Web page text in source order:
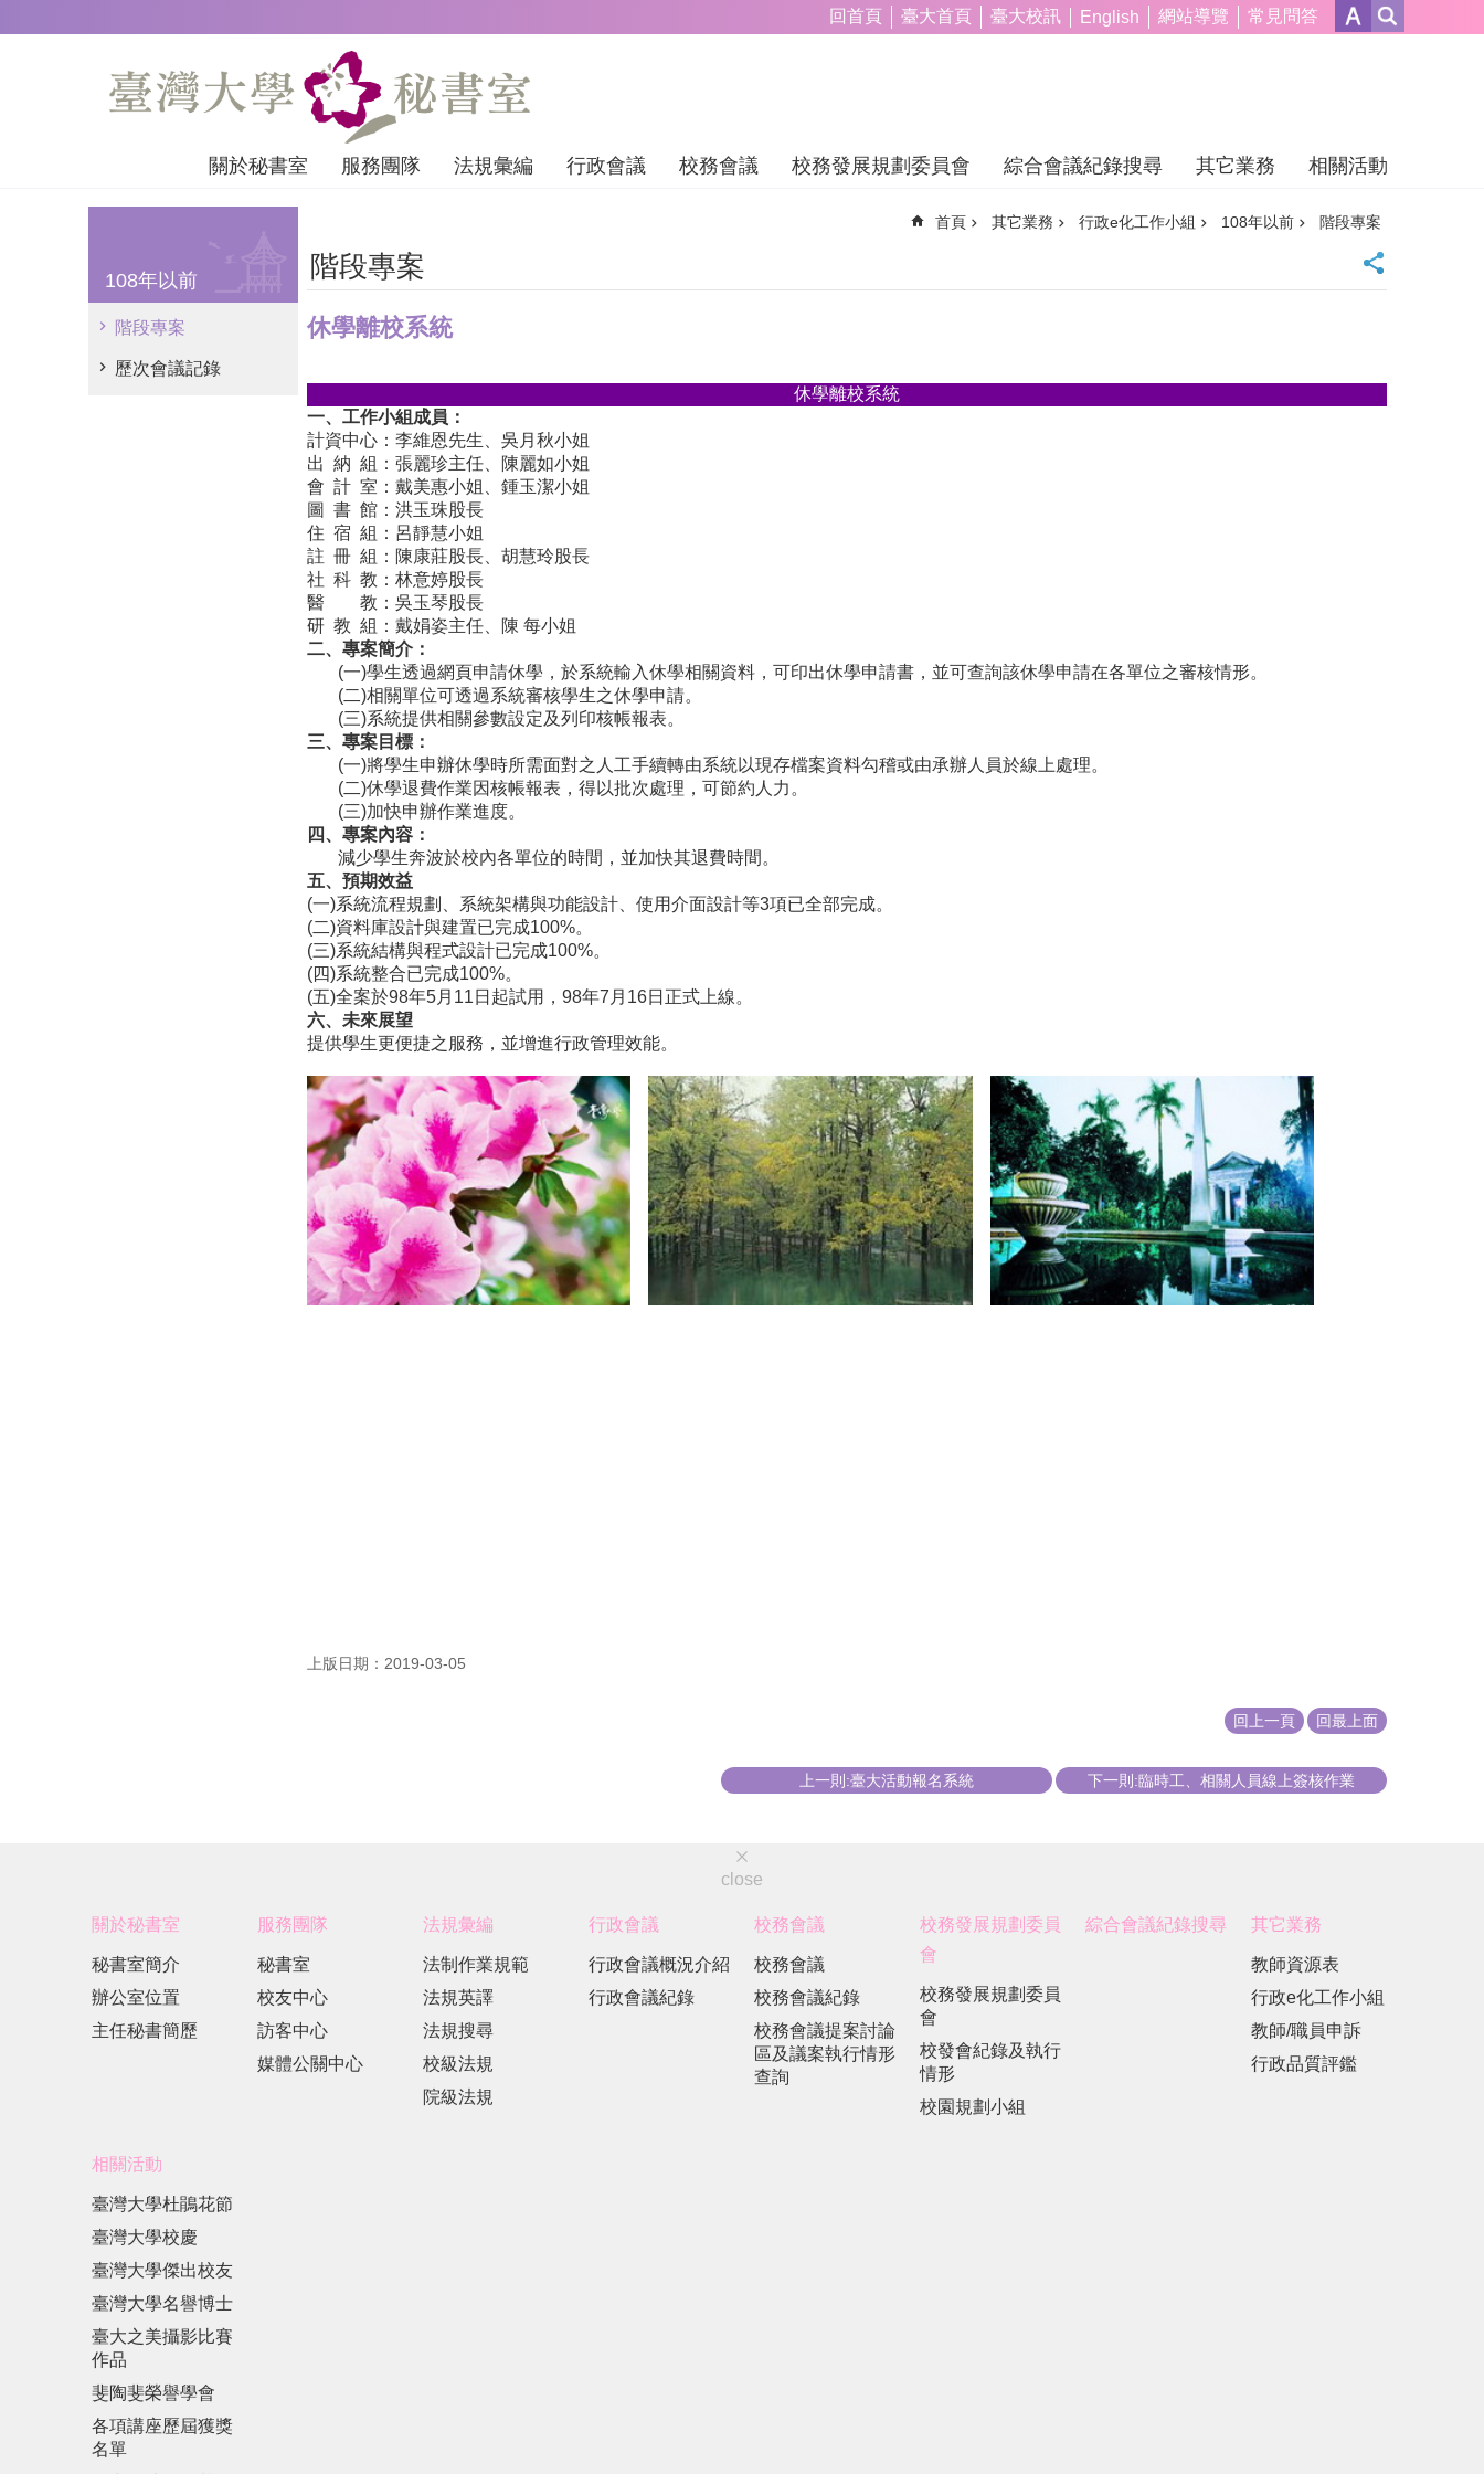
回首頁 臺大首頁 臺大校訊 English 網站導覽 常見問答
關於秘書室 服務團隊 法規彙編 行政會議 校務會議 校務發展規劃委員會 綜合會議紀錄搜尋 其它業務 相關活動
108年以前
階段專案
歷次會議記錄
首頁 其它業務 行政e化工作小組 108年以前 階段專案
階段專案
休學離校系統
休學離校系統
一、工作小組成員：
計資中心：李維恩先生、吳月秋小姐
出 納 組：張麗珍主任、陳麗如小姐
會 計 室：戴美惠小姐、鍾玉潔小姐
圖 書 館：洪玉珠股長
住 宿 組：呂靜慧小姐
註 冊 組：陳康莊股長、胡慧玲股長
社 科 教：林意婷股長
醫 教：吳玉琴股長
研 教 組：戴娟姿主任、陳 每小姐
二、專案簡介：
(一)學生透過網頁申請休學，於系統輸入休學相關資料，可印出休學申請書，並可查詢該休學申請在各單位之審核情形。
(二)相關單位可透過系統審核學生之休學申請。
(三)系統提供相關參數設定及列印核帳報表。
三、專案目標：
(一)將學生申辦休學時所需面對之人工手續轉由系統以現存檔案資料勾稽或由承辦人員於線上處理。
(二)休學退費作業因核帳報表，得以批次處理，可節約人力。
(三)加快申辦作業進度。
四、專案內容：
減少學生奔波於校內各單位的時間，並加快其退費時間。
五、預期效益
(一)系統流程規劃、系統架構與功能設計、使用介面設計等3項已全部完成。
(二)資料庫設計與建置已完成100%。
(三)系統結構與程式設計已完成100%。
(四)系統整合已完成100%。
(五)全案於98年5月11日起試用，98年7月16日正式上線。
六、未來展望
提供學生更便捷之服務，並增進行政管理效能。
上版日期：2019-03-05
回上一頁 回最上面
上一則:臺大活動報名系統 下一則:臨時工、相關人員線上簽核作業
close
關於秘書室
秘書室簡介
辦公室位置
主任秘書簡歷
服務團隊
秘書室
校友中心
訪客中心
媒體公關中心
法規彙編
法制作業規範
法規英譯
法規搜尋
校級法規
院級法規
行政會議
行政會議概況介紹
行政會議紀錄
校務會議
校務會議
校務會議紀錄
校務會議提案討論
區及議案執行情形
查詢
校務發展規劃委員
會
校務發展規劃委員
會
校發會紀錄及執行
情形
校園規劃小組
綜合會議紀錄搜尋 其它業務
教師資源表
行政e化工作小組
教師/職員申訴
行政品質評鑑
相關活動
臺灣大學杜鵑花節
臺灣大學校慶
臺灣大學傑出校友
臺灣大學名譽博士
臺大之美攝影比賽
作品
斐陶斐榮譽學會
各項講座歷屆獲獎
名單